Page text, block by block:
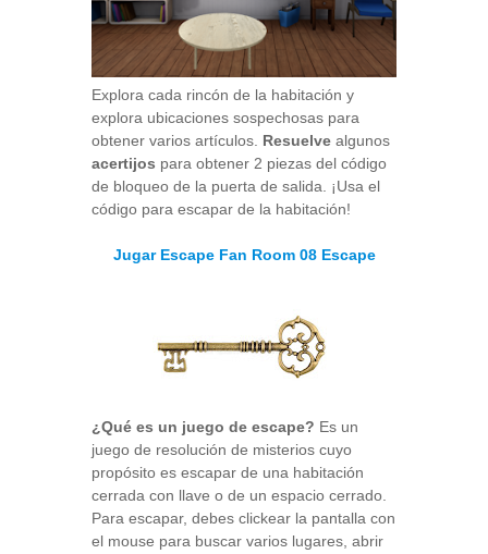
Explora cada rincón de la habitación y
explora ubicaciones sospechosas para
obtener varios artículos. Resuelve algunos
acertijos para obtener 2 piezas del código
de bloqueo de la puerta de salida. ¡Usa el
código para escapar de la habitación!
Jugar Escape Fan Room 08 Escape
¿Qué es un juego de escape? Es un
juego de resolución de misterios cuyo
propósito es escapar de una habitación
cerrada con llave o de un espacio cerrado.
Para escapar, debes clickear la pantalla con
el mouse para buscar varios lugares, abrir